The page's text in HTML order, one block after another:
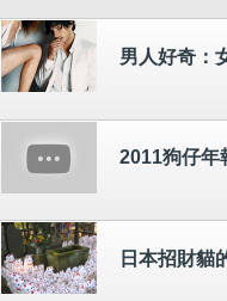
男人好奇：
2011狗仔年
日本招財貓